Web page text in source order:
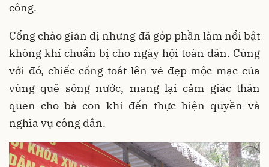
công.
Cổng chào giản dị nhưng đã góp phần làm nổi bật
không khí chuẩn bị cho ngày hội toàn dân. Cùng
với đó, chiếc cổng toát lên vẻ đẹp mộc mạc của
vùng quê sông nước, mang lại cảm giác thân
quen cho bà con khi đến thực hiện quyền và
nghĩa vụ công dân.